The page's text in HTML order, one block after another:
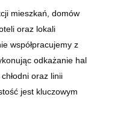
mieszkań, domów
oraz lokali
współpracujemy z
odkażanie hal
oraz linii
jest kluczowym